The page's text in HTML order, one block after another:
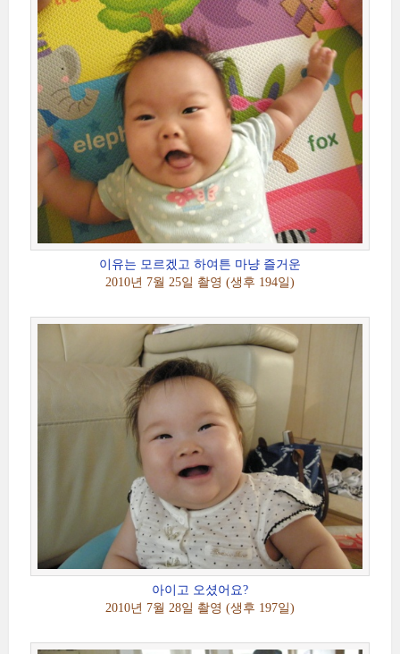
이유는 모르겠고 하여튼 마냥 즐거운
2010년 7월 25일 촬영 (생후 194일)
아이고 오셨어요?
2010년 7월 28일 촬영 (생후 197일)